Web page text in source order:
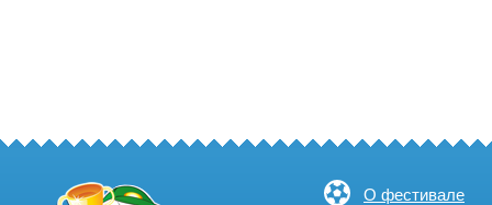
О фестивале